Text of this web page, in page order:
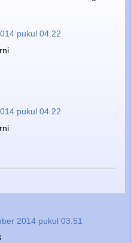
pukul 04.22
pukul 04.22
2014 pukul 03.51